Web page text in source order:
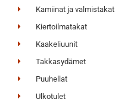
Kamiinat ja valmistakat
Kiertoilmatakat
Kaakeliuunit
Takkasydämet
Puuhellat
Ulkotulet